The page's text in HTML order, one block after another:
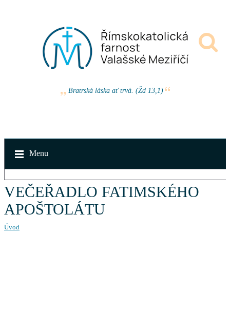
Bratrská láska ať trvá. (Žd 13,1)
Menu
VEČEŘADLO FATIMSKÉHO
APOŠTOLÁTU
Úvod